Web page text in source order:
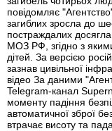
повідомляє
загиблих зросла до
постраждалих
МОЗ РФ, згідно з
дітей. За версією
зазнав цивільної
відео За даними
Telegram-канал
моменту падіння
автоматичної зброї
втрачає висоту та